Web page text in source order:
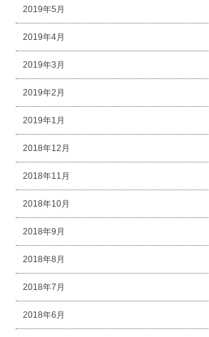
2019年5月
2019年4月
2019年3月
2019年2月
2019年1月
2018年12月
2018年11月
2018年10月
2018年9月
2018年8月
2018年7月
2018年6月